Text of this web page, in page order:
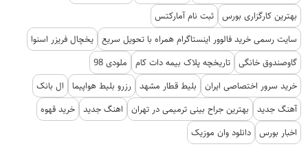
بهترین کارگزاری بورس ثبت نام آمارکتس
سایت رسمی خرید فالوور اینستاگرام همراه با تحویل سریع یخچال فریزر اسنوا
گاوصندوق خانگی تاریخچه پلاک بیمه دات کام
ملودی 98
خرید سرور اختصاصی ایران
بلیط قطار مشهد رزرو بلیط هواپیما
ال بانک
آهنگ جدید
بهترین جراح بینی ترمیمی در تهران اهنگ جدید خرید قهوه
اخبار بورس دانلود وان موزیک